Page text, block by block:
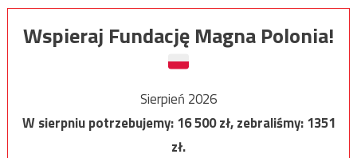
Wspieraj Fundację Magna Polonia!
Sierpień 2026
W sierpniu potrzebujemy:16 500zł, zebraliśmy:1351
zł.